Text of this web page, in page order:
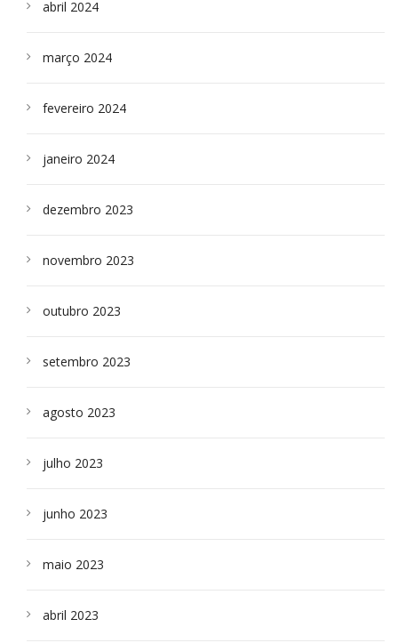
abril 2024
março 2024
fevereiro 2024
janeiro 2024
dezembro 2023
novembro 2023
outubro 2023
setembro 2023
agosto 2023
julho 2023
junho 2023
maio 2023
abril 2023